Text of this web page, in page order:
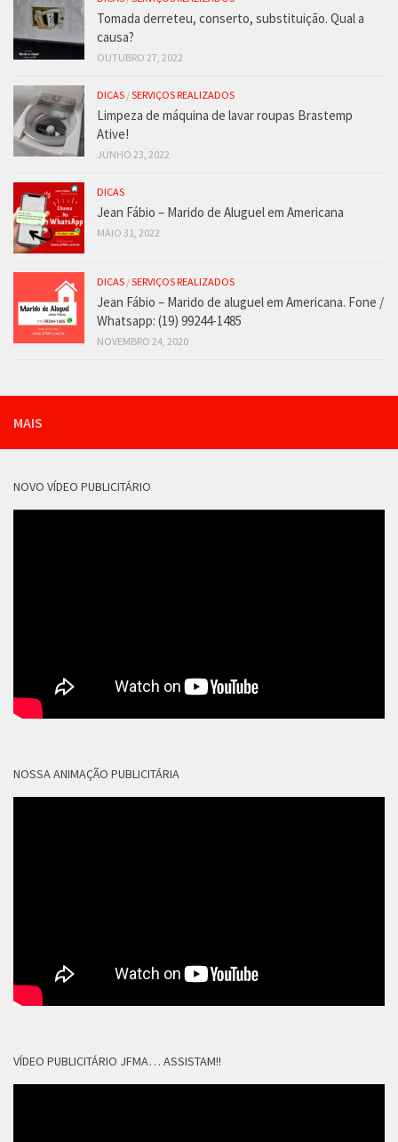
Tomada derreteu, conserto, substituição. Qual a
causa?
OUTUBRO 27, 2022
DICAS /SERVIÇOS REALIZADOS
Limpeza de máquina de lavar roupas Brastemp
Ative!
JUNHO 23, 2022
DICAS
Jean Fábio – Marido de Aluguel em Americana
MAIO 31, 2022
DICAS /SERVIÇOS REALIZADOS
Jean Fábio – Marido de aluguel em Americana. Fone /
Whatsapp: (19) 99244-1485
NOVEMBRO 24, 2020
MAIS
NOVO VÍDEO PUBLICITÁRIO
NOSSA ANIMAÇÃO PUBLICITÁRIA
VÍDEO PUBLICITÁRIO JFMA… ASSISTAM!!